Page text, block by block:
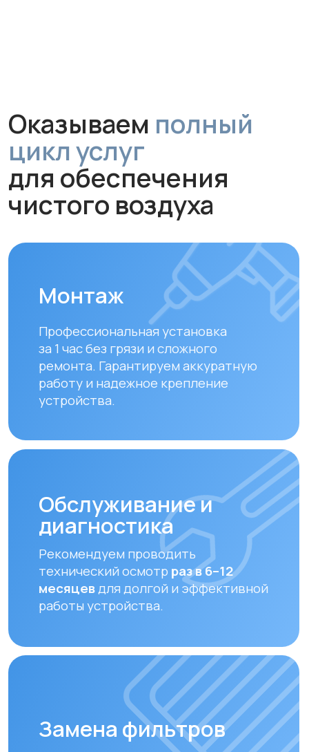
Обслуживание и
Рекомендуем проводить
технический осмотр
раз в 6–12
для долгой и эффективной
работы устройства.
Своевременная замена фильтров –
совместимые фильтры.
за 1 час без грязи и сложного
ремонта. Гарантируем аккуратную
работу и надежное крепление
устройства.
Оплата и доставка
Оплата
Мы предлагаем удобные способы оплаты
и быструю доставку для наших клиентов
в Алматы и по всему Казахстану